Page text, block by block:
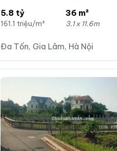
5.8 tỷ
161.1 triệu/m²
36 m²
3.1 x 11.6m
Đa Tốn, Gia Lâm, Hà Nội